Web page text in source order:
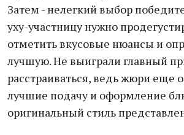
Затем - нелегкий выбор
уху-участницу нужно
отметить вкусовые нюансы и
лучшую. Не выиграли главный
расстраиваться, ведь жюри еще
лучшие подачу и оформление
оригинальный стиль